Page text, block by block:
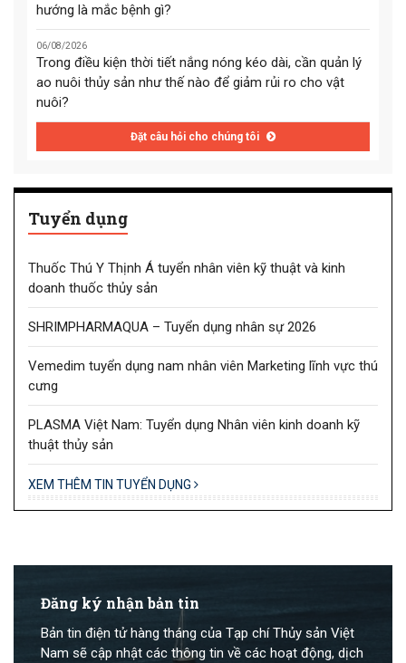
hướng là mắc bệnh gì?
06/08/2026
Trong điều kiện thời tiết nắng nóng kéo dài, cần quản lý
ao nuôi thủy sản như thế nào để giảm rủi ro cho vật
nuôi?
Đặt câu hỏi cho chúng tôi
Tuyển dụng
Thuốc Thú Y Thịnh Á tuyển nhân viên kỹ thuật và kinh
doanh thuốc thủy sản
SHRIMPHARMAQUA – Tuyển dụng nhân sự 2026
Vemedim tuyển dụng nam nhân viên Marketing lĩnh vực thú
cưng
PLASMA Việt Nam: Tuyển dụng Nhân viên kinh doanh kỹ
thuật thủy sản
XEM THÊM TIN TUYỂN DỤNG
Đăng ký nhận bản tin
Bản tin điện tử hàng tháng của Tạp chí Thủy sản Việt
Nam sẽ cập nhật các thông tin về các hoạt động, dịch